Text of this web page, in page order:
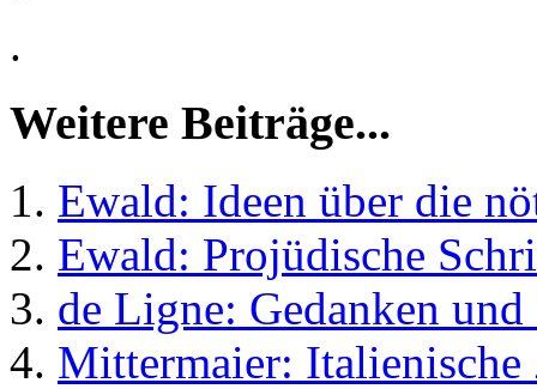
.
Weitere Beiträge...
Ewald: Ideen über die
Ewald: Projüdische
de Ligne: Gedanken und
Mittermaier: Italienische